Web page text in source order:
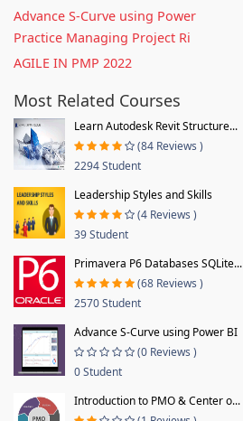
Advance S-Curve using Power
Practice Managing Project Ri
AGILE IN PMP 2022
Most Related Courses
Learn Autodesk Revit Structure...
(84 Reviews )
2294 Student
Leadership Styles and Skills
(4 Reviews )
39 Student
Primavera P6 Databases SQLite...
(68 Reviews )
2570 Student
Advance S-Curve using Power BI
(0 Reviews )
0 Student
Introduction to PMO & Center o...